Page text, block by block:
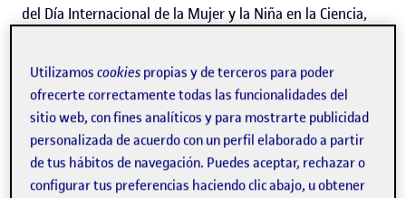
del Día Internacional de la Mujer y la Niña en la Ciencia,
talento femenino y su aportación a los distintos ámbitos
científicos y tecnológicos “es una cuestión de justicia
social”.
Utilizamoscookies propias y de terceros para poder
ofrecerte correctamente todas las funcionalidades del
sitio web, con fines analíticos y para mostrarte publicidad
personalizada de acuerdo con un perfil elaborado a partir
de tus hábitos de navegación. Puedes aceptar, rechazar o
configurar tus preferencias haciendo clic abajo, u obtener